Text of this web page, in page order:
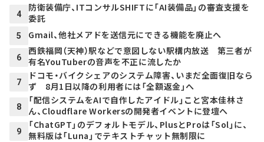
4
防衛装備庁、ITコンサルSHIFTに「AI装備品」の審査支援を
委託
5 Gmail、他社メアドを送信元にできる機能を廃止へ
6
西鉄福岡（天神）駅などで意図しない駅構内放送 第三者が
有名YouTuberの音声を不正に流したか
7
ドコモ・バイクシェアのシステム障害、いまだ全面復旧なら
ず 8月1日以降の利用者には「全額返金」へ
8
「配信システムをAIで自作したアイドル」こと宮本佳林さ
ん、Cloudflare Workersの開発者イベントに登壇へ
9
「ChatGPT」のデフォルトモデル、PlusとProは「Sol」に、
無料版は「Luna」でテキストチャット無制限に